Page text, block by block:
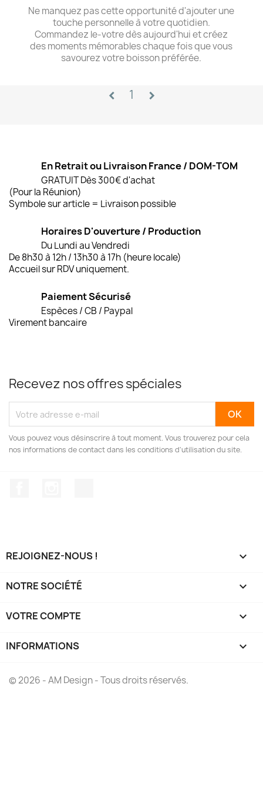
Ne manquez pas cette opportunité d'ajouter une
touche personnelle à votre quotidien.
Commandez le-votre dès aujourd'hui et créez
des moments mémorables chaque fois que vous
savourez votre boisson préférée.
chevron_left 1 chevron_right
En Retrait ou Livraison France / DOM-TOM
GRATUIT Dès 300€ d'achat
(Pour la Réunion)
Symbole sur article = Livraison possible
Horaires D'ouverture / Production
Du Lundi au Vendredi
De 8h30 à 12h / 13h30 à 17h (heure locale)
Accueil sur RDV uniquement.
Paiement Sécurisé
Espèces / CB / Paypal
Virement bancaire
Recevez nos offres spéciales
Vous pouvez vous désinscrire à tout moment. Vous trouverez pour cela
nos informations de contact dans les conditions d'utilisation du site.
REJOIGNEZ-NOUS ! 
NOTRE SOCIÉTÉ 
VOTRE COMPTE 
INFORMATIONS keyboard_arrow_down
© 2026 - AM Design - Tous droits réservés.